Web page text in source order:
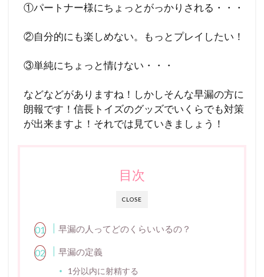
①パートナー様にちょっとがっかりされる・・・
②自分的にも楽しめない。もっとプレイしたい！
③単純にちょっと情けない・・・
などなどがありますね！しかしそんな早漏の方に
朗報です！信長トイズのグッズでいくらでも対策
が出来ますよ！それでは見ていきましょう！
CLOSE
目次
早漏の人ってどのくらいいるの？
早漏の定義
1分以内に射精する